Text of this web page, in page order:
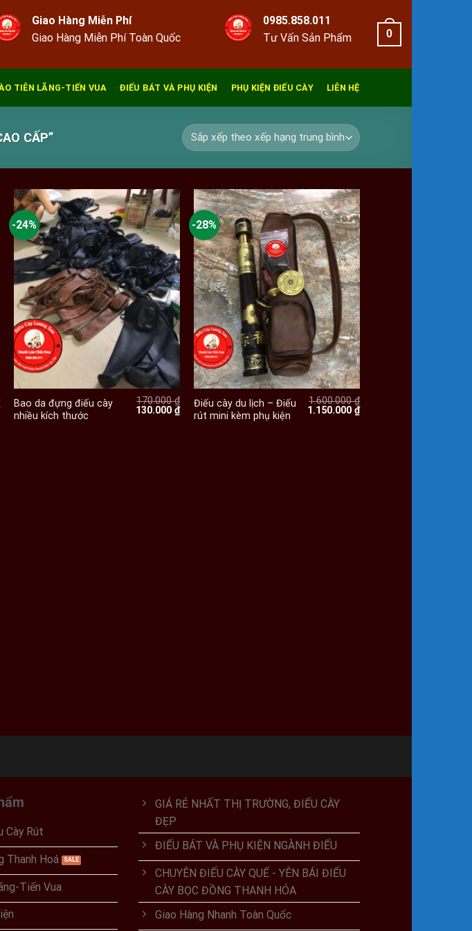
Giao Hàng Miễn Phí
Giao Hàng Miễn Phí Toàn Quốc
0985.858.011
Tư Vấn Sản Phẩm
0
TIÊN LÃNG-TIẾN VUA ĐIẾU BÁT VÀ PHỤ KIỆN PHỤ KIỆN ĐIẾU CÀY LIÊN HỆ
CẤP”
Giá
hiện
-24%
+
Bao da đựng điếu cày
nhiều kích thước
170.000₫
Giá
130.000₫Giá
hiện
-28%
+
Điếu cày du lịch – Điếu
rút mini kèm phụ kiện
1.600.000₫
Giá
1.150.000₫Giá
hiện
Cày Rút
Thanh Hoá
Tiến Vua
GIÁ RẺ NHẤT THỊ TRƯỜNG, ĐIẾU CÀY
ĐẸP
ĐIẾU BÁT VÀ PHỤ KIỆN NGÀNH ĐIẾU
CHUYÊN ĐIẾU CÀY QUẾ - YÊN BÁI ĐIẾU
CÀY BỌC ĐỒNG THANH HÓA
Giao Hàng Nhanh Toàn Quốc